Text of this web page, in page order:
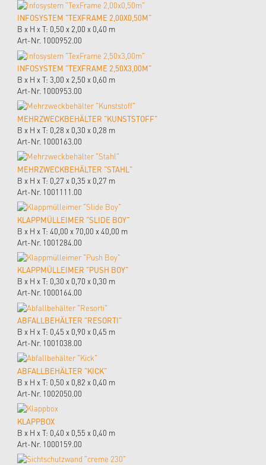
INFOSYSTEM "TEXFRAME 2,00X0,50M"
B x H x T: 0,50 x 2,00 x 0,40 m
Art-Nr. 1000952.00
INFOSYSTEM "TEXFRAME 2,50X3,00M"
B x H x T: 3,00 x 2,50 x 0,60 m
Art-Nr. 1000953.00
MEHRZWECKBEHÄLTER "KUNSTSTOFF"
B x H x T: 0,28 x 0,30 x 0,28 m
Art-Nr. 1000163.00
MEHRZWECKBEHÄLTER "STAHL"
B x H x T: 0,27 x 0,35 x 0,27 m
Art-Nr. 1001111.00
KLAPPMÜLLEIMER "SLIDE BOY"
B x H x T: 40,00 x 70,00 x 40,00 m
Art-Nr. 1001284.00
KLAPPMÜLLEIMER "PUSH BOY"
B x H x T: 0,30 x 0,70 x 0,30 m
Art-Nr. 1000164.00
ABFALLBEHÄLTER "RESORTI"
B x H x T: 0,45 x 0,90 x 0,45 m
Art-Nr. 1001038.00
ABFALLBEHÄLTER "KICK"
B x H x T: 0,50 x 0,82 x 0,40 m
Art-Nr. 1002050.00
KLAPPBOX
B x H x T: 0,40 x 0,55 x 0,40 m
Art-Nr. 1000159.00